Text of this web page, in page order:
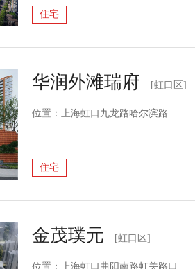
住宅
华润外滩瑞府 [虹口区]
位置：上海虹口九龙路哈尔滨路
住宅
金茂璞元 [虹口区]
位置：上海虹口曲阳南路虹关路口